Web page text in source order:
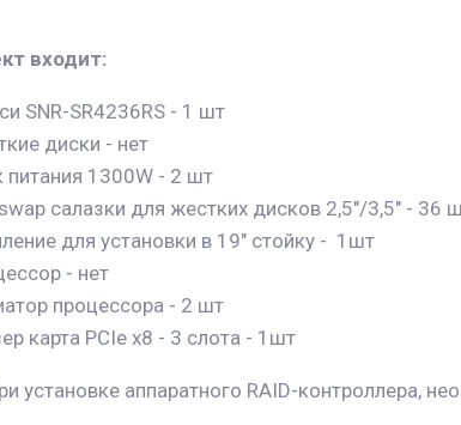
входит:
SNR-SR4236RS - 1 шт
диски - нет
питания 1300W - 2 шт
салазки для жестких дисков 2,5"/3,5" - 36
для установки в 19" стойку - 1шт
- нет
процессора - 2 шт
карта PCIe x8 - 3 слота - 1шт
установке аппаратного RAID-контроллера,